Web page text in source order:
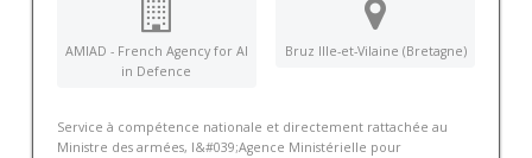
AMIAD - French Agency for AI
in Defence
Bruz Ille-et-Vilaine (Bretagne)
Service à compétence nationale et directement rattachée au
Ministre des armées, l&#039;Agence Ministérielle pour